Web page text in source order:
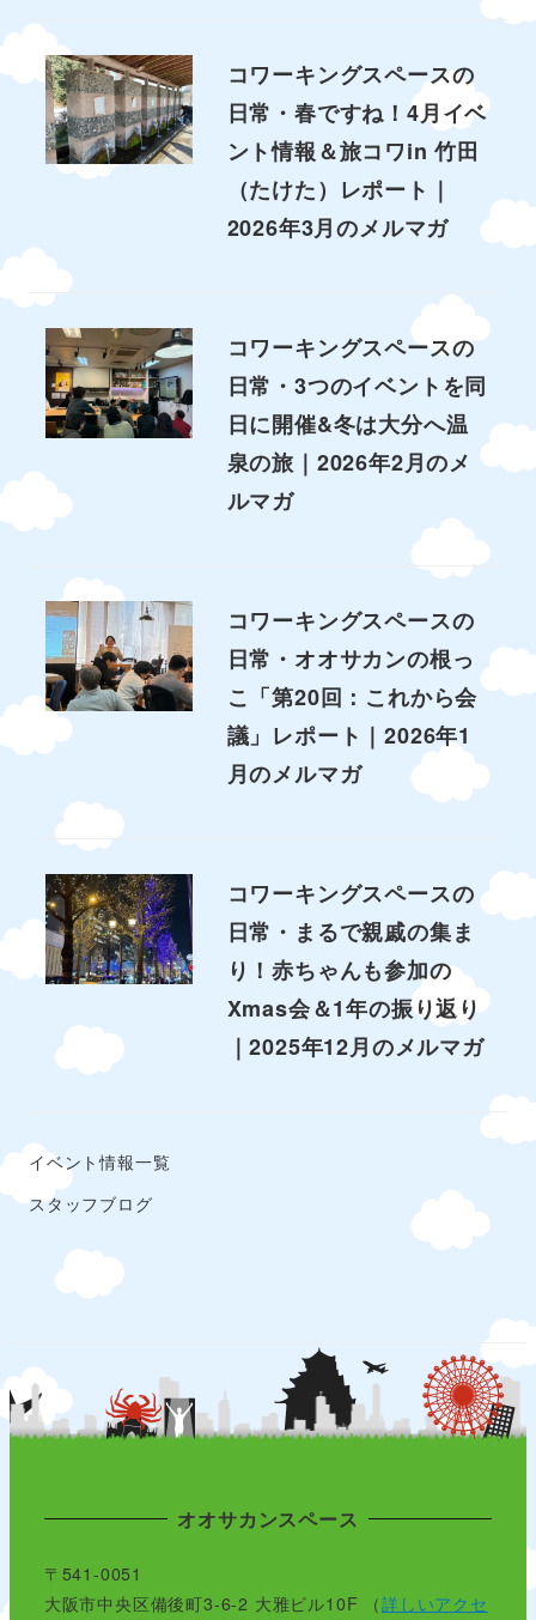
コワーキングスペースの
日常・春ですね！4月イベ
ント情報＆旅コワin 竹田
（たけた）レポート｜
2026年3月のメルマガ
コワーキングスペースの
日常・3つのイベントを同
日に開催&冬は大分へ温
泉の旅｜2026年2月のメ
ルマガ
コワーキングスペースの
日常・オオサカンの根っ
こ「第20回：これから会
議」レポート｜2026年1
月のメルマガ
コワーキングスペースの
日常・まるで親戚の集ま
り！赤ちゃんも参加の
Xmas会＆1年の振り返り
｜2025年12月のメルマガ
イベント情報一覧
スタッフブログ
オオサカンスペース
〒541-0051
大阪市中央区備後町3-6-2 大雅ビル10F （詳しいアクセ